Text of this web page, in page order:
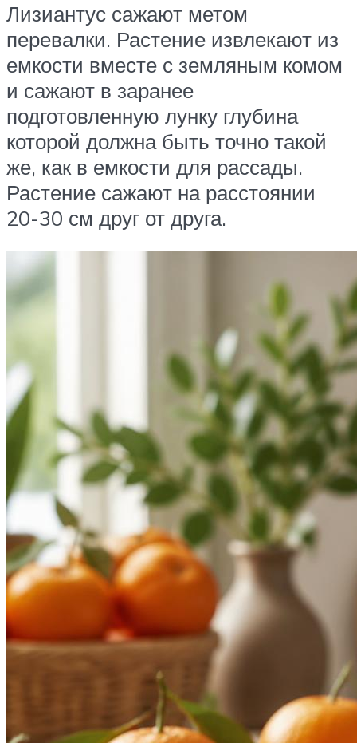
Лизиантус сажают метом
перевалки. Растение извлекают из
емкости вместе с земляным комом
и сажают в заранее
подготовленную лунку глубина
которой должна быть точно такой
же, как в емкости для рассады.
Растение сажают на расстоянии
20-30 см друг от друга.